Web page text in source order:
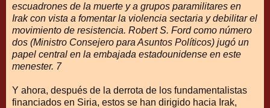
escuadrones de la muerte y a grupos paramilitares en
Irak con vista a fomentar la violencia sectaria y debilitar el
movimiento de resistencia. Robert S. Ford como número
dos (Ministro Consejero para Asuntos Políticos) jugó un
papel central en la embajada estadounidense en este
menester. 7
Y ahora, después de la derrota de los fundamentalistas
financiados en Siria, estos se han dirigido hacia Irak,